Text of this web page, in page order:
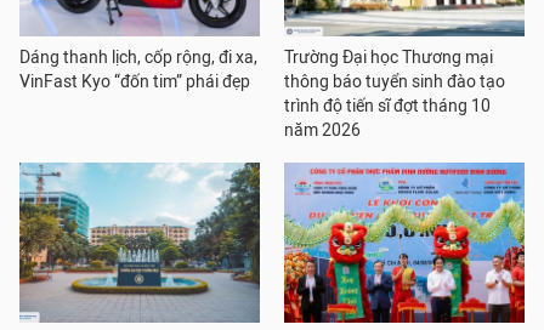
Dáng thanh lịch, cốp rộng, đi xa,
VinFast Kyo “đốn tim” phái đẹp
Trường Đại học Thương mại
thông báo tuyển sinh đào tạo
trình độ tiến sĩ đợt tháng 10
năm 2026